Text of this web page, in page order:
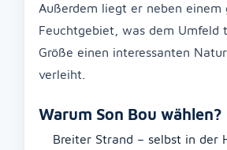
Außerdem liegt er neben einem
Feuchtgebiet, was dem Umfeld
Größe einen interessanten
verleiht.
Warum Son Bou wählen?
Breiter Strand – selbst in der